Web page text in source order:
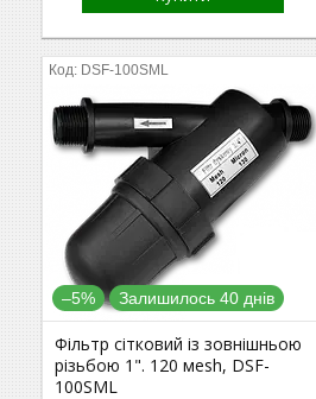
DSF-100SML
–5% Залишилось 40 днів
Фільтр сітковий із зовнішньою
різьбою 1". 120 мesh, DSF-
100SML